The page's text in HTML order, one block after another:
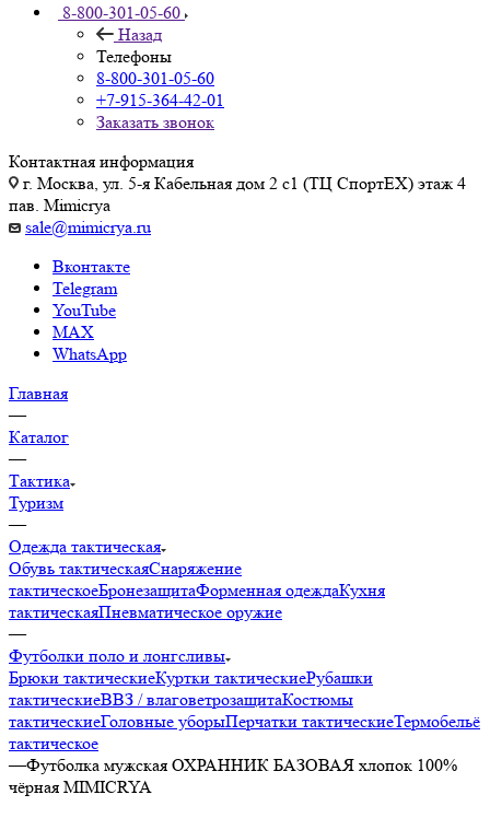
8-800-301-05-60
Назад
Телефоны
8-800-301-05-60
+7-915-364-42-01
Заказать звонок
Контактная информация
г. Москва, ул. 5-я Кабельная дом 2 с1 (ТЦ СпортEX) этаж 4
пав. Mimicrya
sale@mimicrya.ru
Вконтакте
Telegram
YouTube
MAX
WhatsApp
Главная
—
Каталог
—
Тактика
Туризм
—
Одежда тактическая
Обувь тактическаяСнаряжение
тактическоеБронезащитаФорменная одеждаКухня
тактическаяПневматическое оружие
—
Футболки поло и лонгсливы
Брюки тактическиеКуртки тактическиеРубашки
тактическиеВВЗ / влаговетрозащитаКостюмы
тактическиеГоловные уборыПерчатки тактическиеТермобельё
тактическое
—Футболка мужская ОХРАННИК БАЗОВАЯ хлопок 100%
чёрная MIMICRYA